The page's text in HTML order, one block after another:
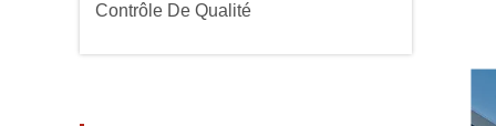
Contrôle De Qualité